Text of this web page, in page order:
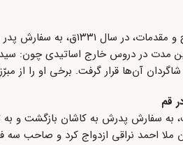
مدت در دروس خارج اساتیدی چون: سید
آن‌ها قرار گرفت. برخی او را از
قم
به سفارش پدرش به کاشان بازگشت و
ملا احمد نراقی ازدواج کرد و صاحب سه